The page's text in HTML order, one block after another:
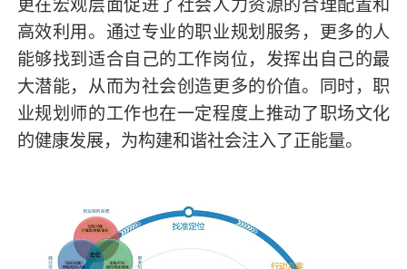
更在宏观层面促进了社会人力资源的合理配置和
高效利用。通过专业的职业规划服务，更多的人
能够找到适合自己的工作岗位，发挥出自己的最
大潜能，从而为社会创造更多的价值。同时，职
业规划师的工作也在一定程度上推动了职场文化
的健康发展，为构建和谐社会注入了正能量。